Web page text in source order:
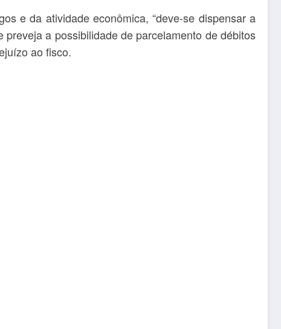
e da atividade econômica, “deve-se dispensar a
a possibilidade de parcelamento de débitos
ao fisco.